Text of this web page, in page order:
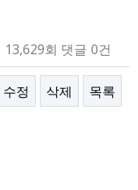
13,629회 댓글 0건
수정 삭제 목록